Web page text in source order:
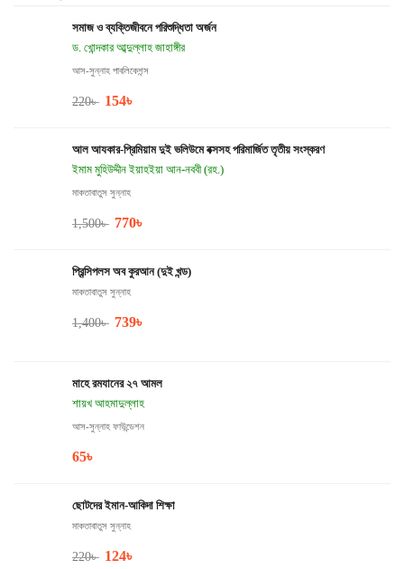
সমাজ ও ব্যক্তিজীবনে পরিশুদ্ধিতা অর্জন
ড. খোন্দকার আব্দুল্লাহ জাহাঙ্গীর
আস-সুন্নাহ পাবলিকেশন্স
220৳ 154৳
আল আযকার-প্রিমিয়াম দুই ভলিউমে বক্সসহ পরিমার্জিত তৃতীয় সংস্করণ
ইমাম মুহিউদ্দীন ইয়াহইয়া আন-নববী (রহ.)
মাকতাবাতুস সুন্নাহ
1,500৳ 770৳
প্রিন্সিপলস অব কুরআন (দুই খন্ড)
মাকতাবাতুস সুন্নাহ
1,400৳ 739৳
মাহে রমযানের ২৭ আমল
শায়খ আহমাদুল্লাহ
আস-সুন্নাহ ফাউন্ডেশন
65৳
ছোটদের ইমান-আকিদা শিক্ষা
মাকতাবাতুস সুন্নাহ
220৳ 124৳